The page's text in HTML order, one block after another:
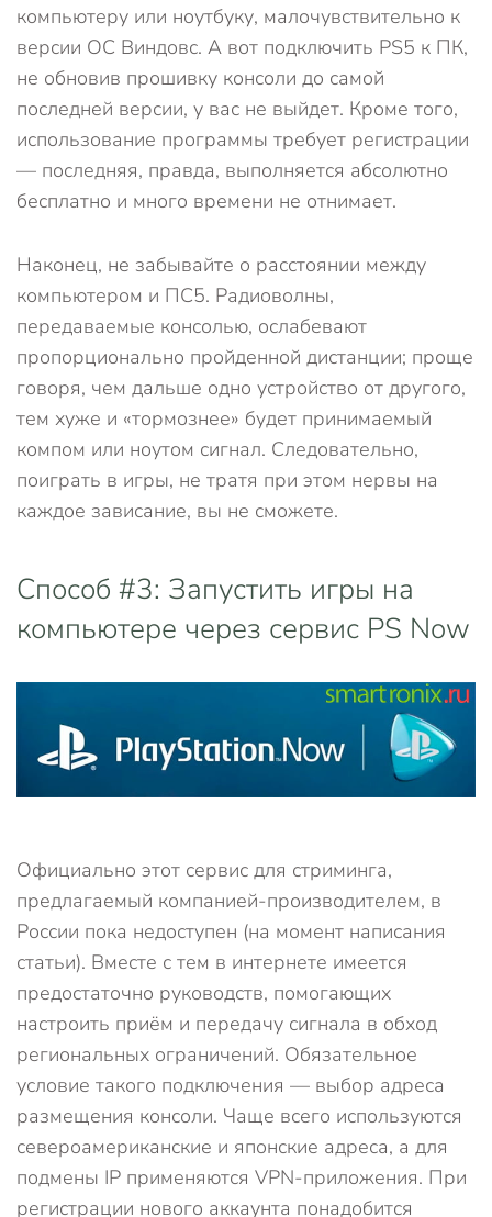
компьютеру или ноутбуку, малочувствительно к
версии ОС Виндовс. А вот подключить PS5 к ПК,
не обновив прошивку консоли до самой
последней версии, у вас не выйдет. Кроме того,
использование программы требует регистрации
— последняя, правда, выполняется абсолютно
бесплатно и много времени не отнимает.
Наконец, не забывайте о расстоянии между
компьютером и ПС5. Радиоволны,
передаваемые консолью, ослабевают
пропорционально пройденной дистанции; проще
говоря, чем дальше одно устройство от другого,
тем хуже и «тормознее» будет принимаемый
компом или ноутом сигнал. Следовательно,
поиграть в игры, не тратя при этом нервы на
каждое зависание, вы не сможете.
Способ #3: Запустить игры на
компьютере через сервис PS Now
Официально этот сервис для стриминга,
предлагаемый компанией-производителем, в
России пока недоступен (на момент написания
статьи). Вместе с тем в интернете имеется
предостаточно руководств, помогающих
настроить приём и передачу сигнала в обход
региональных ограничений. Обязательное
условие такого подключения — выбор адреса
размещения консоли. Чаще всего используются
североамериканские и японские адреса, а для
подмены IP применяются VPN-приложения. При
регистрации нового аккаунта понадобится